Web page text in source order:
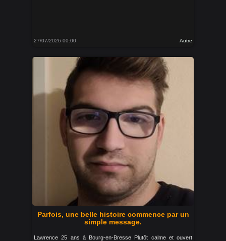
27/07/2026 00:00 Autre
Parfois, une belle histoire commence par un
simple message.
Lawrence 25 ans à Bourg-en-Bresse Plutôt calme et ouvert